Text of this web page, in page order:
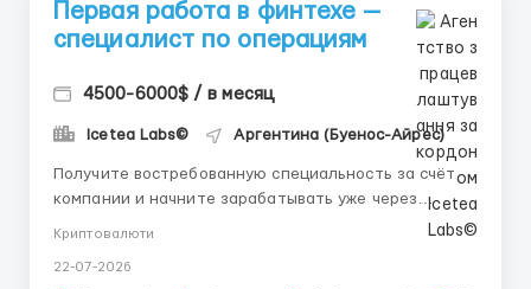
Первая работа в финтехе —
специалист по операциям
4500-6000$ / в месяц
Icetea Labs© Аргентина (Буенос-Айрес)
Получите востребованную специальность за счёт
компании и начните зарабатывать уже через
удалённо Опыт: Обучение с первого рабочего дня
Криптовалюти
22-07-2026